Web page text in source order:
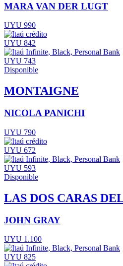
MARA VAN DER LUGT
UYU 990
UYU 842
UYU 743
Disponible
MONTAIGNE
NICOLA PANICHI
UYU 790
UYU 672
UYU 593
Disponible
LAS DOS CARAS
JOHN GRAY
UYU 1.100
UYU 825